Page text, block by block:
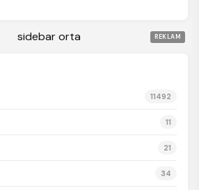
REKLAM
11492
11
21
34